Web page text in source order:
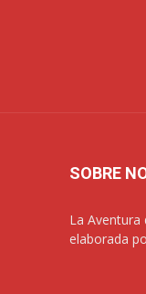
SOBRE
La Aventura
elaborada